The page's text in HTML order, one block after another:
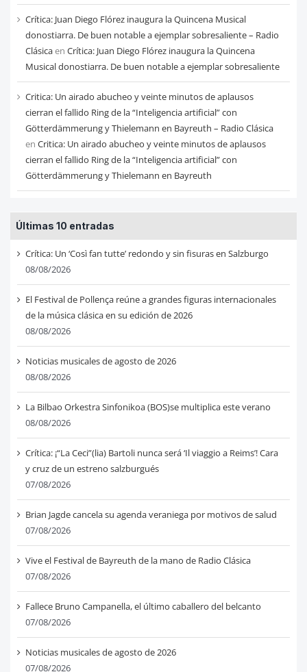
Crítica: Juan Diego Flórez inaugura la Quincena Musical
donostiarra. De buen notable a ejemplar sobresaliente – Radio
Clásicaen Crítica: Juan Diego Flórez inaugura la Quincena
Musical donostiarra. De buen notable a ejemplar sobresaliente
Critica: Un airado abucheo y veinte minutos de aplausos
cierran el fallido Ring de la “Inteligencia artificial” con
Götterdämmerung y Thielemann en Bayreuth – Radio Clásica
en Critica: Un airado abucheo y veinte minutos de aplausos
cierran el fallido Ring de la “Inteligencia artificial” con
Götterdämmerung y Thielemann en Bayreuth
Últimas 10 entradas
Crítica: Un ‘Così fan tutte’ redondo y sin fisuras en Salzburgo
08/08/2026
El Festival de Pollença reúne a grandes figuras internacionales
de la música clásica en su edición de 2026
08/08/2026
Noticias musicales de agosto de 2026
08/08/2026
La Bilbao Orkestra Sinfonikoa (BOS)se multiplica este verano
08/08/2026
Crítica: ¡“La Ceci”(lia) Bartoli nunca será ‘Il viaggio a Reims’! Cara
y cruz de un estreno salzburgués
07/08/2026
Brian Jagde cancela su agenda veraniega por motivos de salud
07/08/2026
Vive el Festival de Bayreuth de la mano de Radio Clásica
07/08/2026
Fallece Bruno Campanella, el último caballero del belcanto
07/08/2026
Noticias musicales de agosto de 2026
07/08/2026